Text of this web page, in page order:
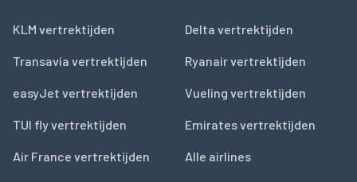
KLM vertrektijden
Transavia vertrektijden
easyJet vertrektijden
TUI fly vertrektijden
Air France vertrektijden
Delta vertrektijden
Ryanair vertrektijden
Vueling vertrektijden
Emirates vertrektijden
Alle airlines